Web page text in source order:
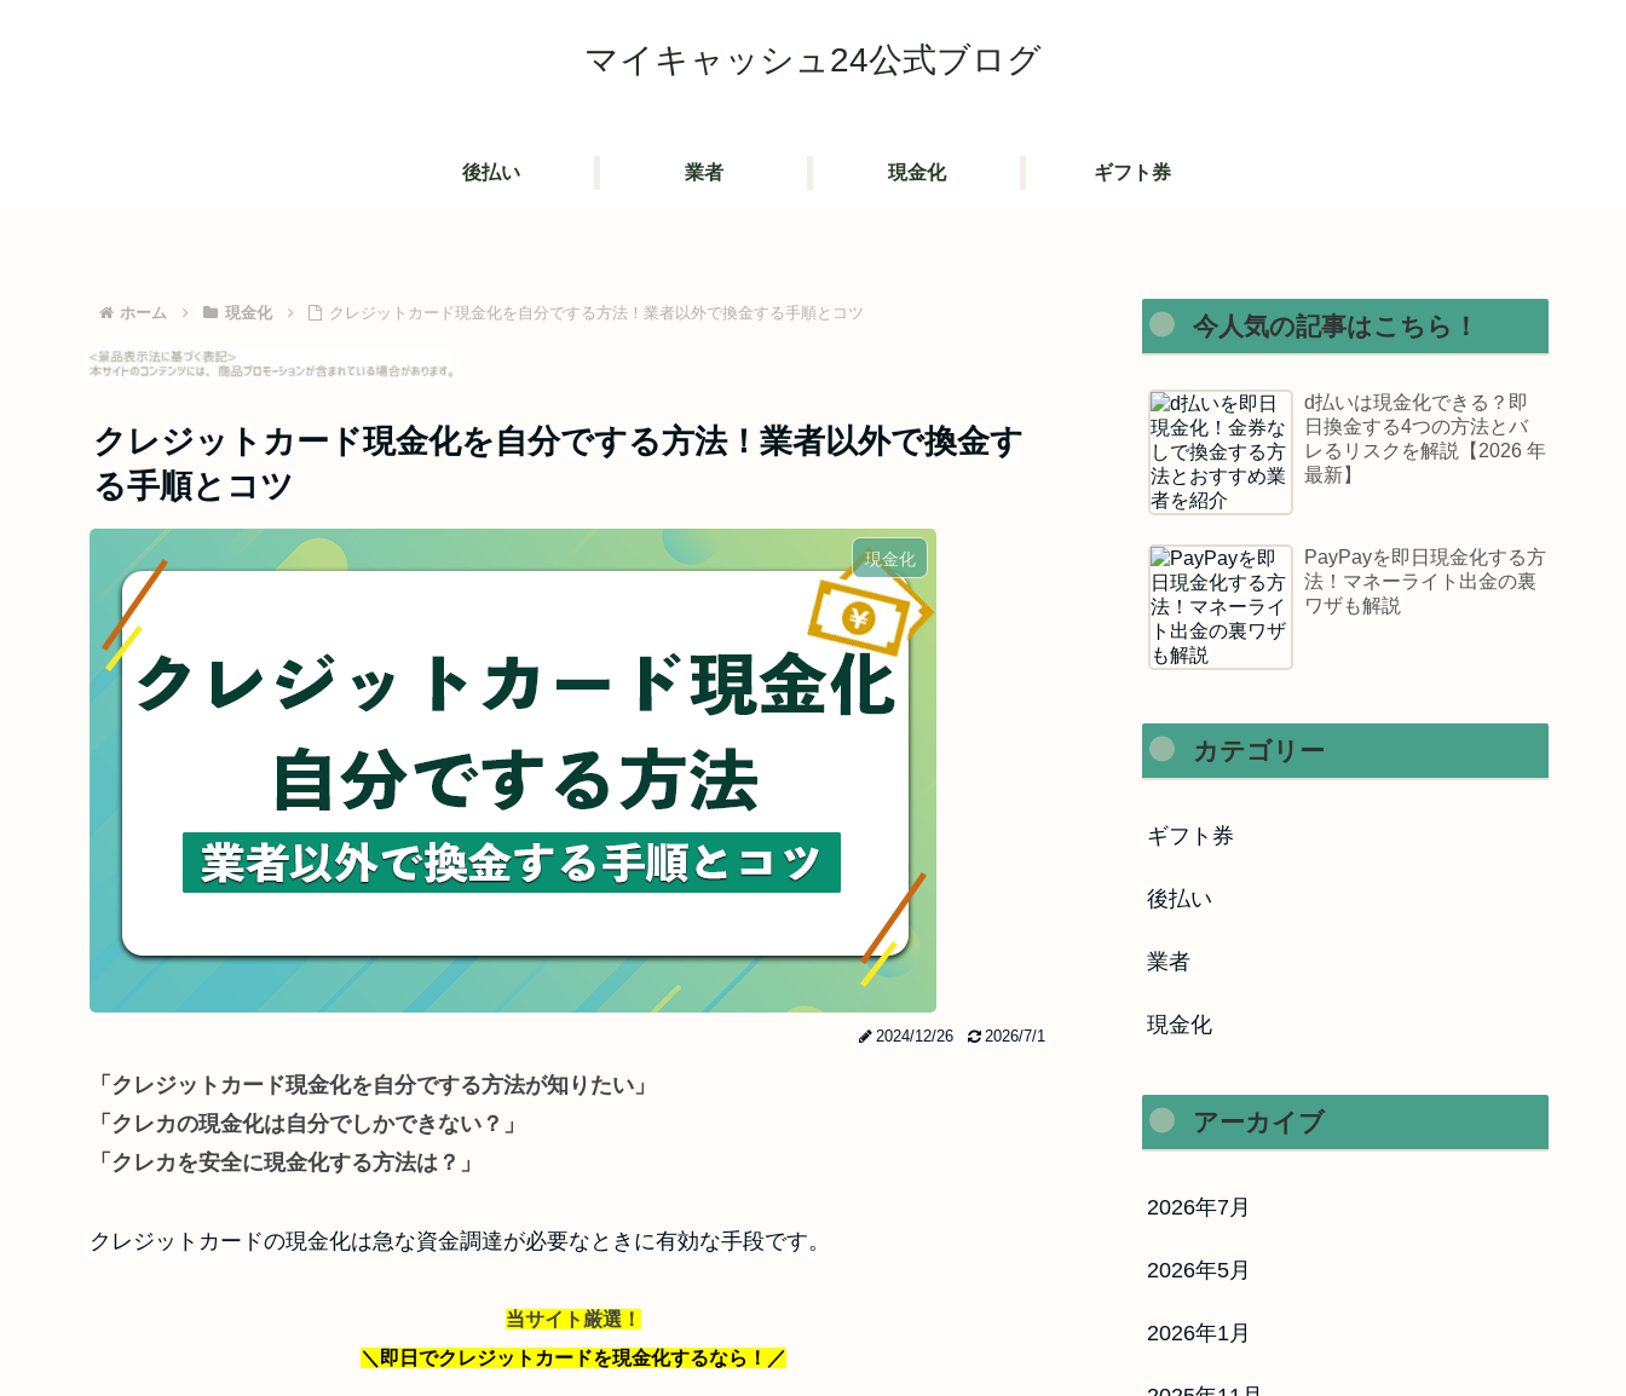
マイキャッシュ24公式ブログ
後払い 業者 現金化 ギフト券
ホーム 現金化 クレジットカード現金化を自分でする方法！業者以外で換金する手順とコツ
クレジットカード現金化を自分でする方法！業者以外で換金す
る手順とコツ
現金化
2024/12/26 2026/7/1
「クレジットカード現金化を自分でする方法が知りたい」
「クレカの現金化は自分でしかできない？」
「クレカを安全に現金化する方法は？」
クレジットカードの現金化は急な資金調達が必要なときに有効な手段です。
当サイト厳選！
＼即日でクレジットカードを現金化するなら！ ／
今人気の記事はこちら！
d払いは現金化できる？即
日換金する4つの方法とバ
レるリスクを解説【2026 年
最新】
PayPayを即日現金化する方
法！マネーライト出金の裏
ワザも解説
カテゴリー
ギフト券
後払い
業者
現金化
アーカイブ
2026年7月
2026年5月
2026年1月